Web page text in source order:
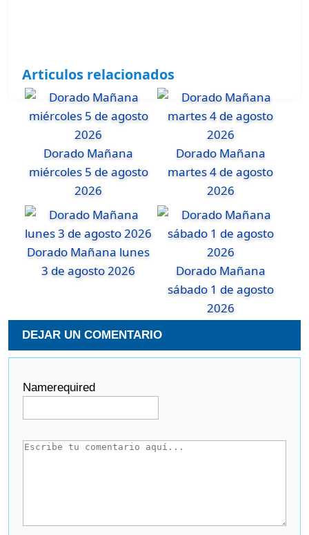
Articulos relacionados
Dorado Mañana
miércoles 5 de agosto
2026
Dorado Mañana
martes 4 de agosto
2026
Dorado Mañana lunes
3 de agosto 2026
Dorado Mañana
sábado 1 de agosto
2026
DEJAR UN COMENTARIO
Namerequired